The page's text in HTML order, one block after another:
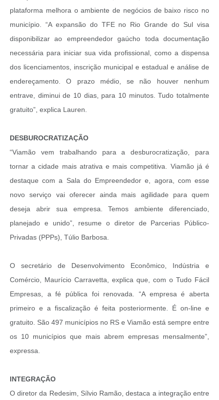
plataforma melhora o ambiente de negócios de baixo risco no
município. “A expansão do TFE no Rio Grande do Sul visa
disponibilizar ao empreendedor gaúcho toda documentação
necessária para iniciar sua vida profissional, como a dispensa
dos licenciamentos, inscrição municipal e estadual e análise de
endereçamento. O prazo médio, se não houver nenhum
entrave, diminui de 10 dias, para 10 minutos. Tudo totalmente
gratuito”, explica Lauren.
DESBUROCRATIZAÇÃO
“Viamão vem trabalhando para a desburocratização, para
tornar a cidade mais atrativa e mais competitiva. Viamão já é
destaque com a Sala do Empreendedor e, agora, com esse
novo serviço vai oferecer ainda mais agilidade para quem
deseja abrir sua empresa. Temos ambiente diferenciado,
planejado e unido”, resume o diretor de Parcerias Público-
Privadas (PPPs), Túlio Barbosa.
O secretário de Desenvolvimento Econômico, Indústria e
Comércio, Maurício Carravetta, explica que, com o Tudo Fácil
Empresas, a fé pública foi renovada. “A empresa é aberta
primeiro e a fiscalização é feita posteriormente. É on-line e
gratuito. São 497 municípios no RS e Viamão está sempre entre
os 10 municípios que mais abrem empresas mensalmente”,
expressa.
INTEGRAÇÃO
O diretor da Redesim, Sílvio Ramão, destaca a integração entre